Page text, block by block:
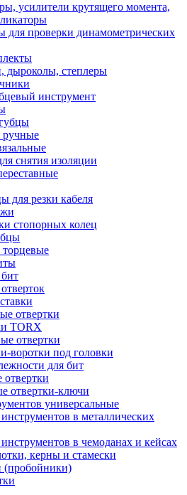
усилители крутящего момента,
для проверки динамометрических
дыроколы, степлеры
инструмент
снятия изоляции
для резки кабеля
стопорных колец
торцевые
отвертки
TORX
отвертки
воротки под головки
для бит
отвертки
отвертки-ключи
универсальные
в металлических
в чемоданах и кейсах
керны и стамески
(пробойники)